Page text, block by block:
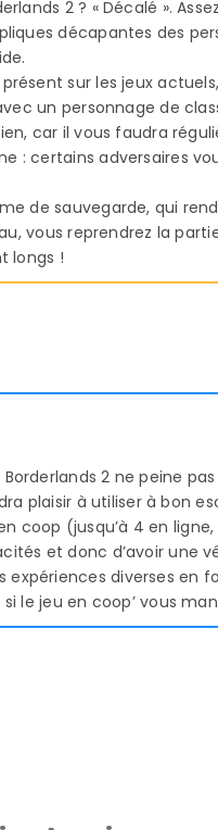
2 ? « Décalé ».
décapantes des
sur les jeux
un personnage de
car il vous faudra
: certains adversaires
de sauvegarde, qui
vous reprendrez la
longs !
2 ne peine
plaisir à utiliser à bon
coop (jusqu’à 4 en
et donc d’avoir une
diverses en
le jeu en coop’ vous